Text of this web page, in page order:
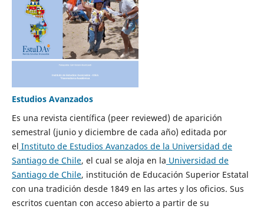
Estudios Avanzados
Es una revista científica (peer reviewed) de aparición
semestral (junio y diciembre de cada año) editada por
el Instituto de Estudios Avanzados de la Universidad de
Santiago de Chile, el cual se aloja en la Universidad de
Santiago de Chile, institución de Educación Superior Estatal
con una tradición desde 1849 en las artes y los oficios. Sus
escritos cuentan con acceso abierto a partir de su